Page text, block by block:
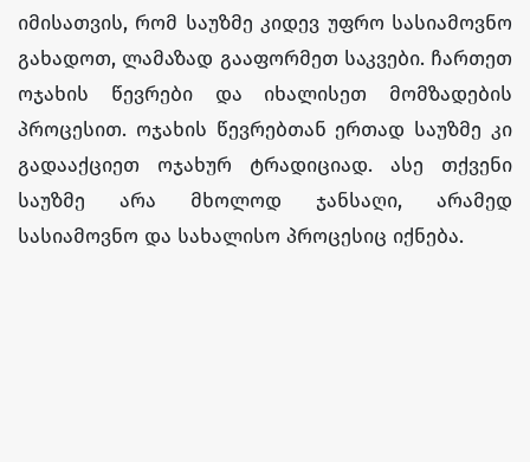
იმისათვის, რომ საუზმე კიდევ უფრო სასიამოვნო
გახადოთ, ლამაზად გააფორმეთ საკვები. ჩართეთ
ოჯახის წევრები და იხალისეთ მომზადების
პროცესით. ოჯახის წევრებთან ერთად საუზმე კი
გადააქციეთ ოჯახურ ტრადიციად. ასე თქვენი
საუზმე არა მხოლოდ ჯანსაღი, არამედ
სასიამოვნო და სახალისო პროცესიც იქნება.